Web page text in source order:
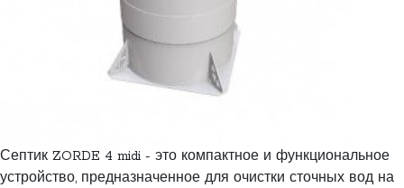
Септик ZORDE 4 midi - это компактное и функциональное
устройство, предназначенное для очистки сточных вод на